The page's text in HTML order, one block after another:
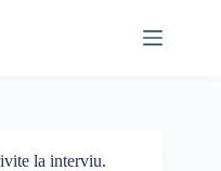
la interviu.